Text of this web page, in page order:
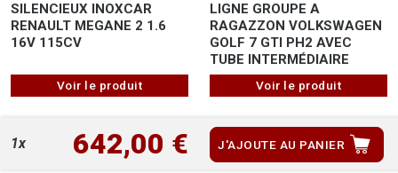
SILENCIEUX INOXCAR
RENAULT MEGANE 2 1.6
16V 115CV
Voir le produit
LIGNE GROUPE A
RAGAZZON VOLKSWAGEN
GOLF 7 GTI PH2 AVEC
TUBE INTERMÉDIAIRE
Voir le produit
1x 642,00 € J'AJOUTE AU PANIER